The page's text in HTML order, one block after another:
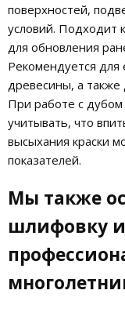
поверхностей,
условий. Подходит
для обновления
Рекомендуется для
древесины, а
При работе с
учитывать, что
высыхания краски
показателей.
Мы также
шлифовку